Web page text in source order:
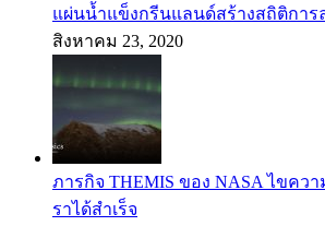
แผ่นน้ำแข็งกรีนแลนด์สร้างสถิติการ
สิงหาคม 23, 2020
ภารกิจ THEMIS ของ NASA ไขคว
ราได้สำเร็จ